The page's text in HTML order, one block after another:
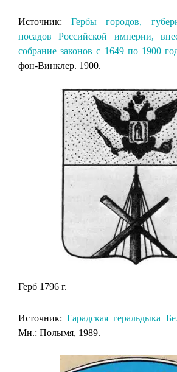
Источник:Гербы городов,
посадов Российской империи,
собрание законов с 1649 по 1900
фон-Винклер. 1900.
Герб 1796 г.
Источник:Гарадская геральдыка
Мн.: Полымя, 1989.